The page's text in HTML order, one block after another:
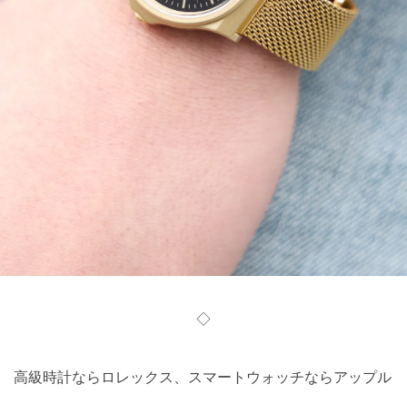
◇
高級時計ならロレックス、スマートウォッチならアップル